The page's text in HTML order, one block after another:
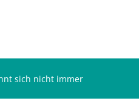
sich nicht immer